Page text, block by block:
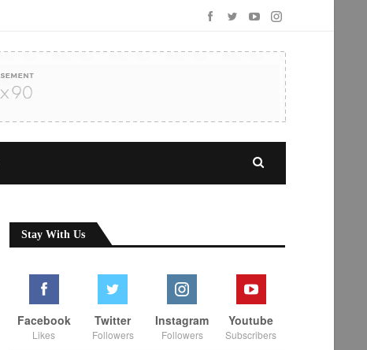
Stay With Us
Facebook
Likes
Twitter
Followers
Instagram
Followers
Youtube
Subscribers